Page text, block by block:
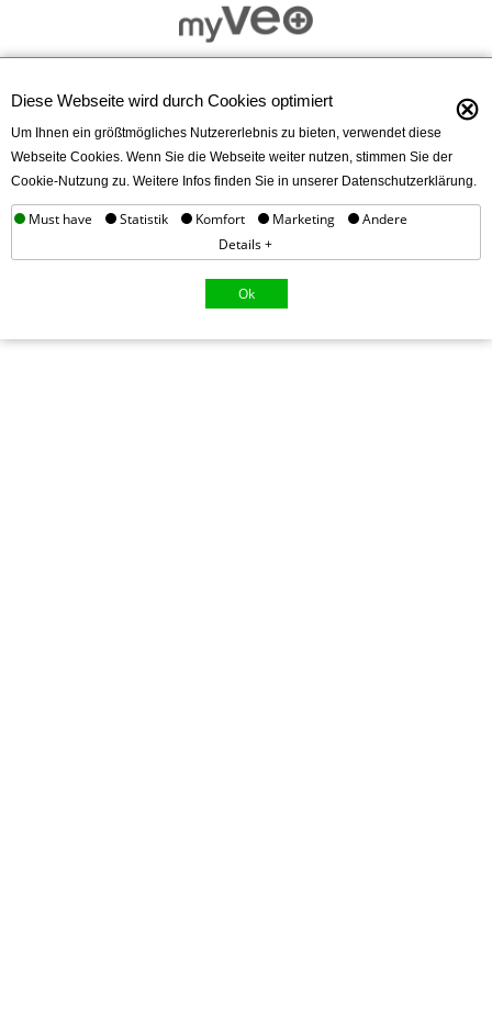
Diese Webseite wird durch Cookies optimiert ⊗
Um Ihnen ein größtmögliches Nutzererlebnis zu bieten, verwendet diese
Webseite Cookies. Wenn Sie die Webseite weiter nutzen, stimmen Sie der
Cookie-Nutzung zu. Weitere Infos finden Sie in unserer Datenschutzerklärung.
Must have Statistik Komfort Marketing
Andere
Details +
Ok